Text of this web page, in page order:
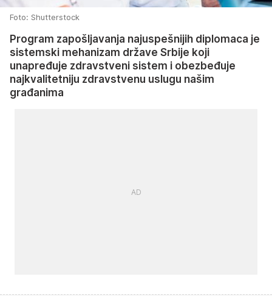
Foto: Shutterstock
Program zapošljavanja najuspešnijih diplomaca je
sistemski mehanizam države Srbije koji
unapređuje zdravstveni sistem i obezbeđuje
najkvalitetniju zdravstvenu uslugu našim
građanima